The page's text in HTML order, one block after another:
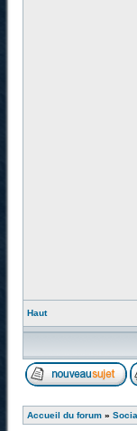
Haut
Accueil du forum »